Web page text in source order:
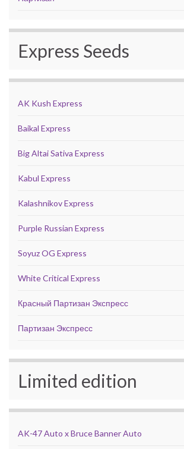
Express Seeds
AK Kush Express
Baikal Express
Big Altai Sativa Express
Kabul Express
Kalashnikov Express
Purple Russian Express
Soyuz OG Express
White Critical Express
Красный Партизан Экспресс
Партизан Экспресс
Limited edition
AK-47 Auto x Bruce Banner Auto